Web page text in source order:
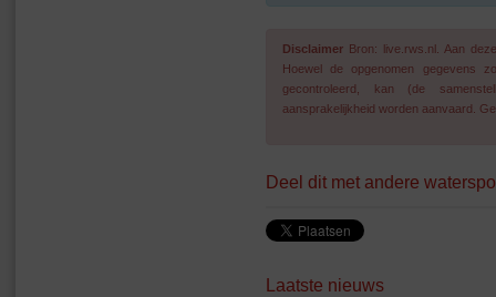
Disclaimer Bron: live.rws.nl. Aan
Hoewel de opgenomen gegevens
gecontroleerd, kan (de
aansprakelijkheid worden aanvaard.
Deel dit met andere
Laatste nieuws